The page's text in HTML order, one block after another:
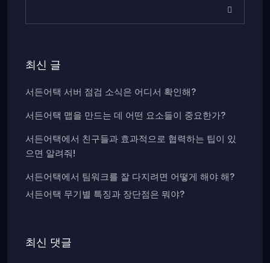
최신 글
서든어택 서버 점검 소식은 어디서 확인해?
서든어택 맵을 만드는 데 어떤 요소들이 중요한가?
서든어택에서 친구들과 효과적으로 협력하는 팁이 있
으면 알려줘!
서든어택에서 팀워크를 잘 다지려면 어떻게 해야 해?
서든어택 무기별 특징과 장단점은 뭐야?
최신 댓글